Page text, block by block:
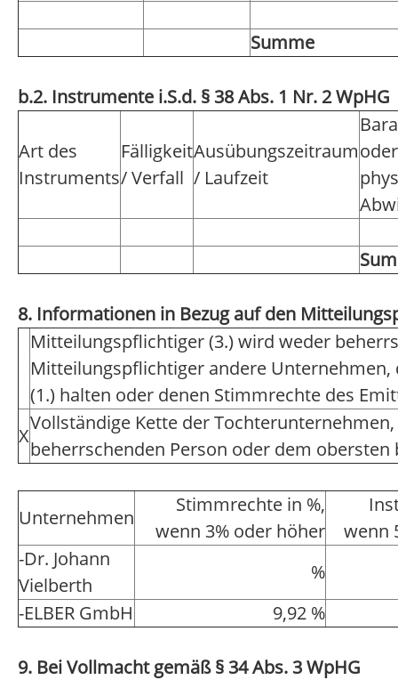
Summe
b.2. Instrumente i.S.d. § 38 Abs. 1 Nr. 2 WpHG
Art des
Instruments
Fälligkeit
/ Verfall
Ausübungszeitraum
/ Laufzeit
oder
8. Informationen in Bezug auf den
Mitteilungspflichtiger (3.) wird weder
Mitteilungspflichtiger andere
(1.) halten oder denen Stimmrechte des
X
Vollständige Kette der
beherrschenden Person oder dem
Unternehmen
Stimmrechte in %,
wenn 3% oder höher
wenn
-Dr. Johann
Vielberth
%
-ELBER GmbH
9,92 %
9. Bei Vollmacht gemäß § 34 Abs. 3 WpHG